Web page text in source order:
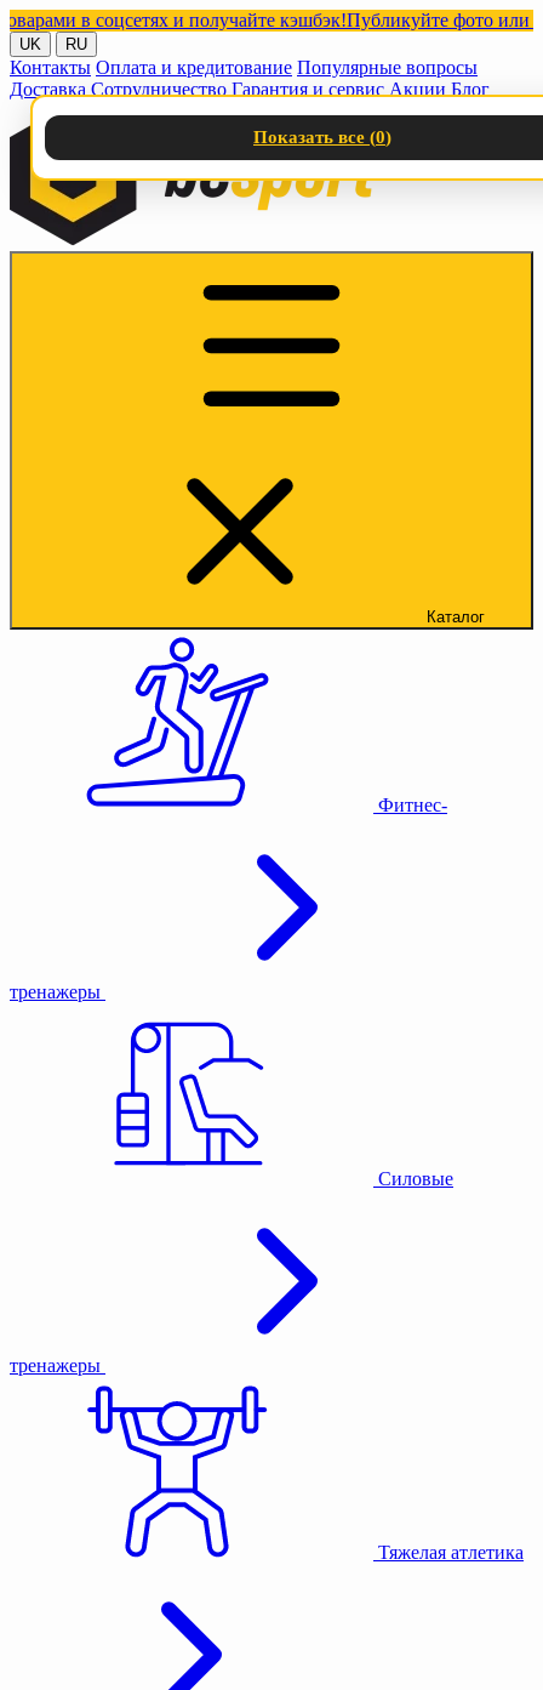
в соцсетях и получайте кэшбэк!Публикуйте фото или
UK RU
Контакты Оплата и кредитование Популярные вопросы
Доставка Сотрудничество Гарантия и сервис Акции Блог
Каталог
Фитнес-
тренажеры
Силовые
тренажеры
Тяжелая атлетика
Показать все (0)